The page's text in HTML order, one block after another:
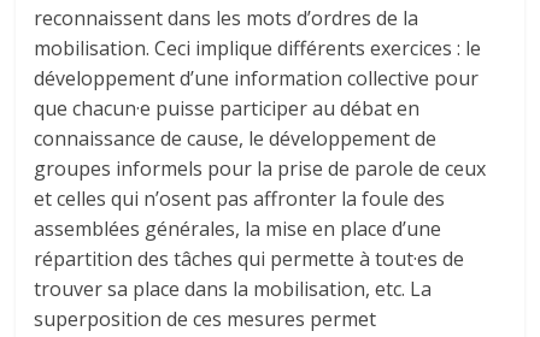
reconnaissent dans les mots d’ordres de la
mobilisation. Ceci implique différents exercices : le
développement d’une information collective pour
que chacun·e puisse participer au débat en
connaissance de cause, le développement de
groupes informels pour la prise de parole de ceux
et celles qui n’osent pas affronter la foule des
assemblées générales, la mise en place d’une
répartition des tâches qui permette à tout·es de
trouver sa place dans la mobilisation, etc. La
superposition de ces mesures permet